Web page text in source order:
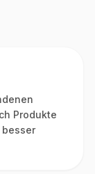
Produkte